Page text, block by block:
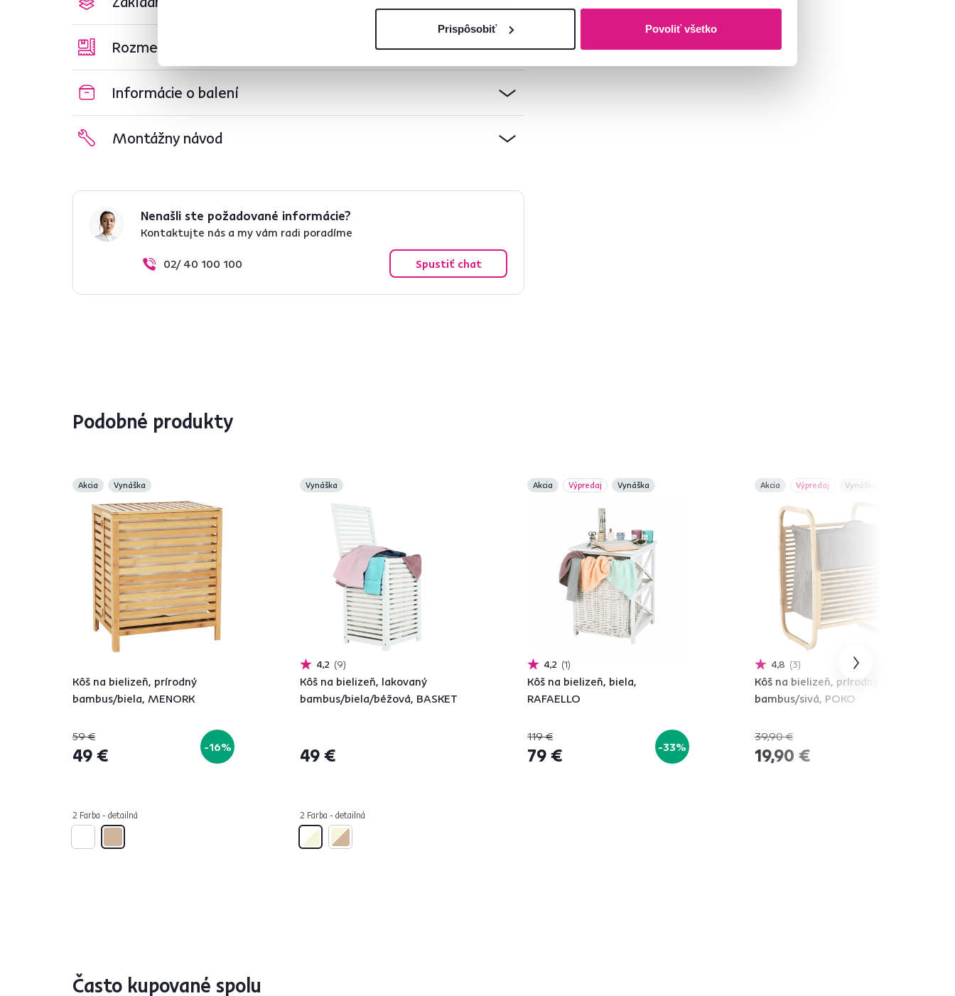
Prispôsobiť Povoliť všetko
Rozmery a špecifikácie
Informácie o balení
Montážny návod
Nenašli ste požadované informácie?
Kontaktujte nás a my vám radi poradíme
02/ 40 100 100 Spustiť chat
Podobné produkty
Akcia Vynáška
Kôš na bielizeň, prírodný
bambus/biela, MENORK
59 €
49 € -16%
2 Farba - detailná
Vynáška
4,2 9
Kôš na bielizeň, lakovaný
bambus/biela/béžová, BASKET
49 €
2 Farba - detailná
Akcia Výpredaj Vynáška
4,2 1
Kôš na bielizeň, biela,
RAFAELLO
119 €
79 € -33%
Akcia Výpredaj Vynáška
4,8 3
Kôš na bielizeň, prírodný
bambus/sivá, POKO
39,90 €
19,90 €
Často kupované spolu